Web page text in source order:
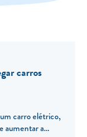
carros
carro elétrico,
aumentar a...